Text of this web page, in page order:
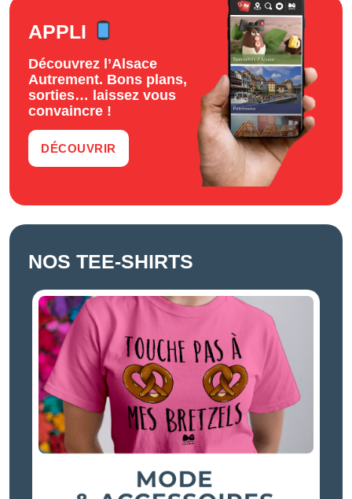
APPLI
Découvrez l’Alsace
Autrement. Bons plans,
sorties… laissez vous
convaincre !
DÉCOUVRIR
NOS TEE-SHIRTS